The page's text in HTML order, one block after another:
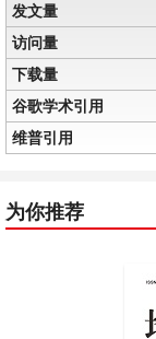
发文量
访问量
下载量
谷歌学术引用
维普引用
为你推荐